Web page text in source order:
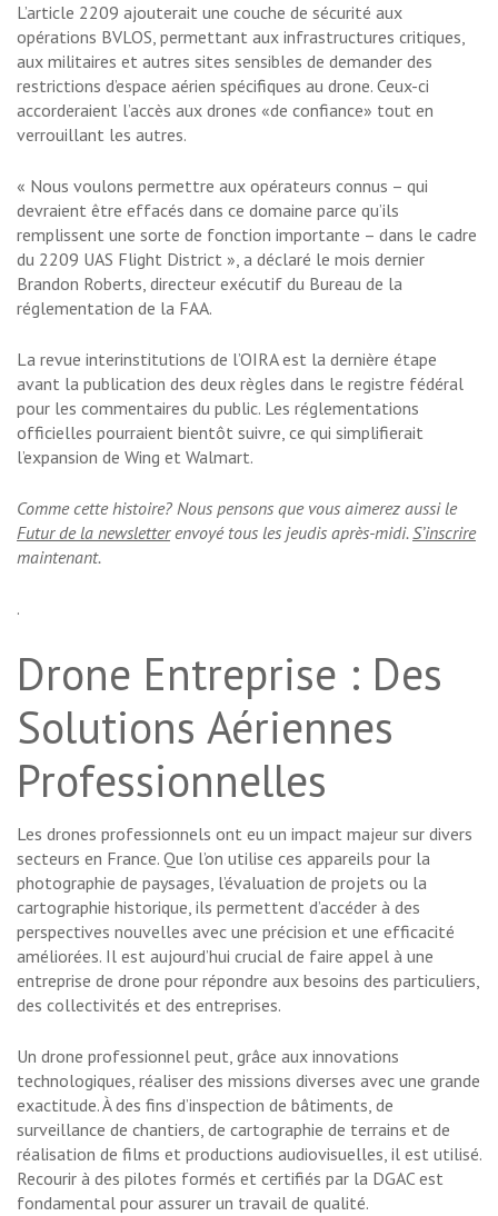
L’article 2209 ajouterait une couche de sécurité aux
opérations BVLOS, permettant aux infrastructures critiques,
aux militaires et autres sites sensibles de demander des
restrictions d’espace aérien spécifiques au drone. Ceux-ci
accorderaient l’accès aux drones «de confiance» tout en
verrouillant les autres.
« Nous voulons permettre aux opérateurs connus – qui
devraient être effacés dans ce domaine parce qu’ils
remplissent une sorte de fonction importante – dans le cadre
du 2209 UAS Flight District », a déclaré le mois dernier
Brandon Roberts, directeur exécutif du Bureau de la
réglementation de la FAA.
La revue interinstitutions de l’OIRA est la dernière étape
avant la publication des deux règles dans le registre fédéral
pour les commentaires du public. Les réglementations
officielles pourraient bientôt suivre, ce qui simplifierait
l’expansion de Wing et Walmart.
Comme cette histoire? Nous pensons que vous aimerez aussi le
Futur de la newsletterenvoyé tous les jeudis après-midi.S’inscrire
maintenant.
.
Drone Entreprise : Des
Solutions Aériennes
Professionnelles
Les drones professionnels ont eu un impact majeur sur divers
secteurs en France. Que l’on utilise ces appareils pour la
photographie de paysages, l’évaluation de projets ou la
cartographie historique, ils permettent d’accéder à des
perspectives nouvelles avec une précision et une efficacité
améliorées. Il est aujourd’hui crucial de faire appel à une
entreprise de drone pour répondre aux besoins des particuliers,
des collectivités et des entreprises.
Un drone professionnel peut, grâce aux innovations
technologiques, réaliser des missions diverses avec une grande
exactitude. À des fins d’inspection de bâtiments, de
surveillance de chantiers, de cartographie de terrains et de
réalisation de films et productions audiovisuelles, il est utilisé.
Recourir à des pilotes formés et certifiés par la DGAC est
fondamental pour assurer un travail de qualité.